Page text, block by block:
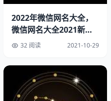
2022年微信网名大全，
微信网名大全2021新版
的 32 阅读 2021-10-29